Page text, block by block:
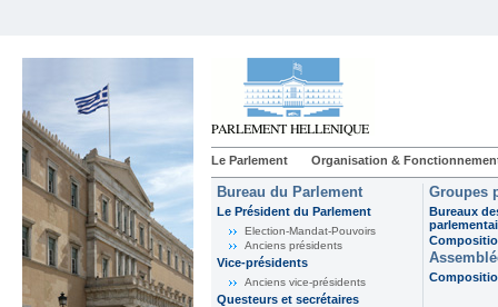
Le Parlement Organisation &
Bureau du Parlement
Le Président du Parlement
Election-Mandat-Pouvoirs
Anciens présidents
Vice-présidents
Anciens vice-présidents
Questeurs et secrétaires
Groupes
Bureaux